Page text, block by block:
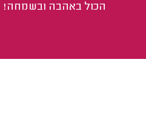
הכול באהבה ובשמחה!